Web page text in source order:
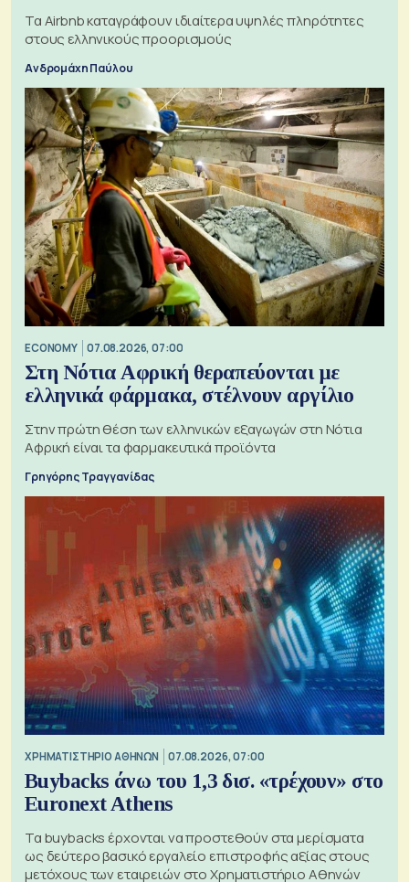
Τα Airbnb καταγράφουν ιδιαίτερα υψηλές πληρότητες
στους ελληνικούς προορισμούς
Ανδρομάχη Παύλου
ECONOMY 07.08.2026, 07:00
Στη Νότια Αφρική θεραπεύονται με
ελληνικά φάρμακα, στέλνουν αργίλιο
Στην πρώτη θέση των ελληνικών εξαγωγών στη Νότια
Αφρική είναι τα φαρμακευτικά προϊόντα
Γρηγόρης Τραγγανίδας
XΡΗΜΑΤΙΣΤΗΡΙΟ ΑΘΗΝΩΝ 07.08.2026, 07:00
Buybacks άνω του 1,3 δισ. «τρέχουν» στο
Euronext Athens
Τα buybacks έρχονται να προστεθούν στα μερίσματα
ως δεύτερο βασικό εργαλείο επιστροφής αξίας στους
μετόχους των εταιρειών στο Χρηματιστήριο Αθηνών